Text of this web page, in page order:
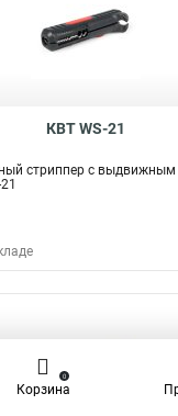
КВТ WS-21
стриппер с
Корзина
0